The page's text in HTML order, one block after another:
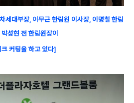
대부장, 이무근 한림원 이사장, 이명철 한림
성현 전 한림원장이
크 커팅을 하고 있다]